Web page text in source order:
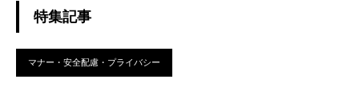
特集記事
マナー・安全配慮・プライバシー